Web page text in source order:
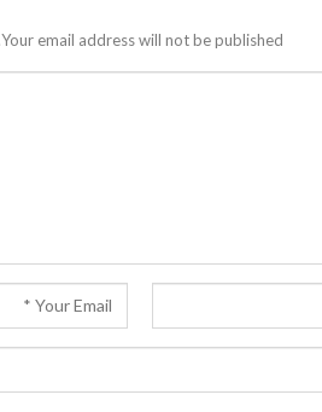
Your email address will not be published.